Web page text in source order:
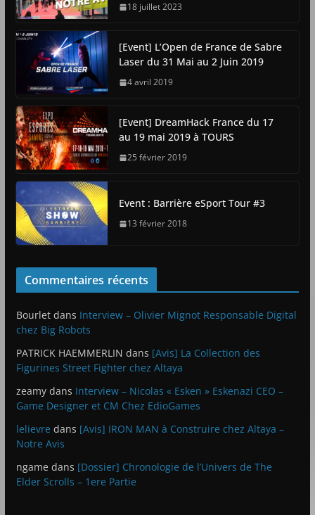
18 juillet 2023
[Event] L’Open de France de Sabre
Laser du 31 Mai au 2 Juin 2019
4 avril 2019
[Event] DreamHack France du 17
au 19 mai 2019 à TOURS
25 février 2019
Event : Barrière eSport Tour #3
13 février 2018
Commentaires récents
Bourletdans Interview – Olivier Mignot Responsable Digital
chez Big Robots
PATRICK HAEMMERLIN dans [Avis] La Collection des
Figurines Street Fighter chez Altaya
zeamydans Interview – Nicolas « Esken » Eskenazi CEO –
Game Designer et CM Chez EdioGames
lelievre dans [Avis] IRON MAN à Construire chez Altaya –
Notre Avis
ngame dans [Dossier] Chronologie de l’Univers de The
Elder Scrolls – 1ere Partie